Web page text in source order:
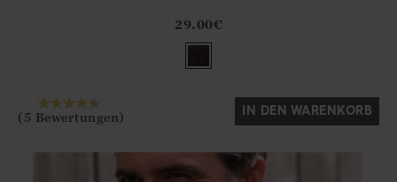
?? ""
Nein
29.00€
(5 Bewertungen) IN DEN WARENKORB